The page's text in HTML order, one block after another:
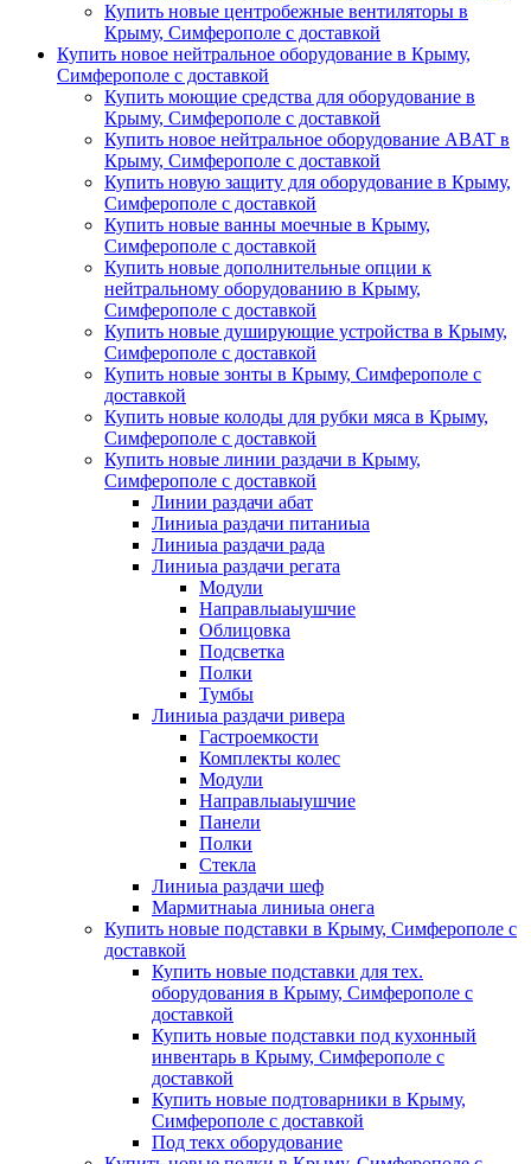
Купить новые центробежные вентиляторы в
Крыму, Симферополе с доставкой
Купить новое нейтральное оборудование в Крыму,
Симферополе с доставкой
Купить моющие средства для оборудование в
Крыму, Симферополе с доставкой
Купить новое нейтральное оборудование ABAT в
Крыму, Симферополе с доставкой
Купить новую защиту для оборудование в Крыму,
Симферополе с доставкой
Купить новые ванны моечные в Крыму,
Симферополе с доставкой
Купить новые дополнительные опции к
нейтральному оборудованию в Крыму,
Симферополе с доставкой
Купить новые душирующие устройства в Крыму,
Симферополе с доставкой
Купить новые зонты в Крыму, Симферополе с
доставкой
Купить новые колоды для рубки мяса в Крыму,
Симферополе с доставкой
Купить новые линии раздачи в Крыму,
Симферополе с доставкой
Линии раздачи абат
Линиыа раздачи питаниыа
Линиыа раздачи рада
Линиыа раздачи регата
Модули
Направлыаыушчие
Облицовка
Подсветка
Полки
Тумбы
Линиыа раздачи ривера
Гастроемкости
Комплекты колес
Модули
Направлыаыушчие
Панели
Полки
Стекла
Линиыа раздачи шеф
Мармитнаыа линиыа онега
Купить новые подставки в Крыму, Симферополе с
доставкой
Купить новые подставки для тех.
оборудования в Крыму, Симферополе с
доставкой
Купить новые подставки под кухонный
инвентарь в Крыму, Симферополе с
доставкой
Купить новые подтоварники в Крыму,
Симферополе с доставкой
Под текх оборудование